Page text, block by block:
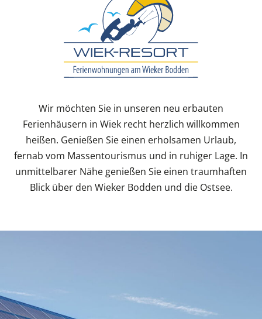
Wir möchten Sie in unseren neu erbauten
Ferienhäusern in Wiek recht herzlich willkommen
heißen. Genießen Sie einen erholsamen Urlaub,
fernab vom Massentourismus und in ruhiger Lage. In
unmittelbarer Nähe genießen Sie einen traumhaften
Blick über den Wieker Bodden und die Ostsee.